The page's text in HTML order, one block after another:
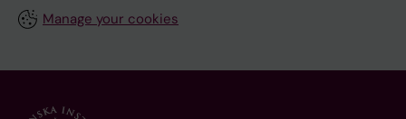
Manage your cookies